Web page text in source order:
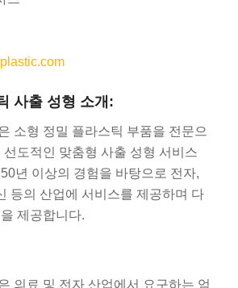
사출 성형 소개:
소형 정밀 플라스틱 부품을 전문으
선도적인 맞춤형 사출 성형 서비스
년 이상의 경험을 바탕으로 전자,
등의 산업에 서비스를 제공하며 다
제공합니다.
의료 및 전자 산업에서 요구하는 엄